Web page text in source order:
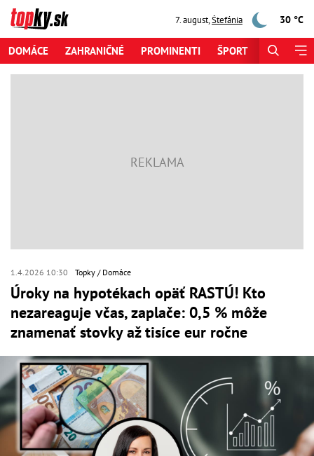
7. august,Štefánia 30 °C
DOMÁCE ZAHRANIČNÉ PROMINENTI ŠPORT
1.4.2026 10:30 Topky Domáce
Úroky na hypotékach opäť RASTÚ! Kto
nezareaguje včas, zaplače: 0,5 % môže
znamenať stovky až tisíce eur ročne